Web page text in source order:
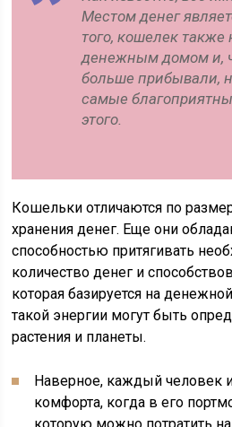
Местом денег
того, кошелек
денежным домом и,
больше прибывали,
самые
этого.
Кошельки отличаются по
хранения денег. Еще они
способностью притягивать
количество денег и
которая базируется на
такой энергии могут быть
растения и планеты.
Наверное, каждый человек
комфорта, когда в его